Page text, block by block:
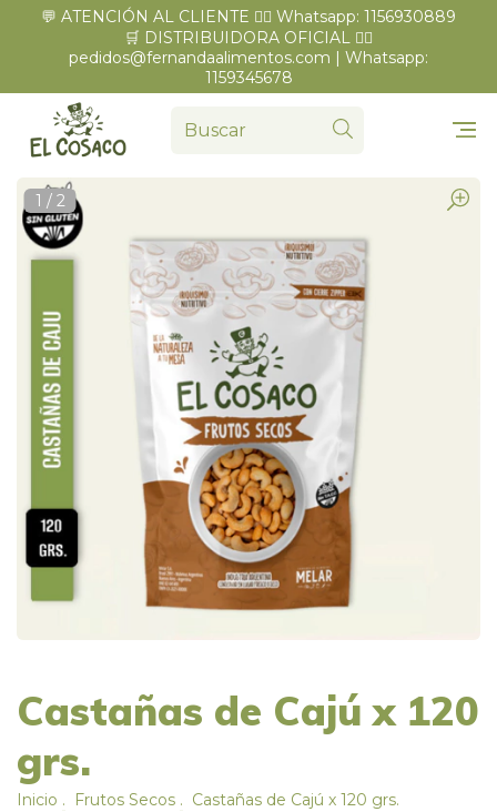
💬 ATENCIÓN AL CLIENTE 👉🏼 Whatsapp: 1156930889
🛒 DISTRIBUIDORA OFICIAL 👉🏼
pedidos@fernandaalimentos.com | Whatsapp:
1159345678
Castañas de Cajú x 120
grs.
Inicio . Frutos Secos . Castañas de Cajú x 120 grs.
1 / 2